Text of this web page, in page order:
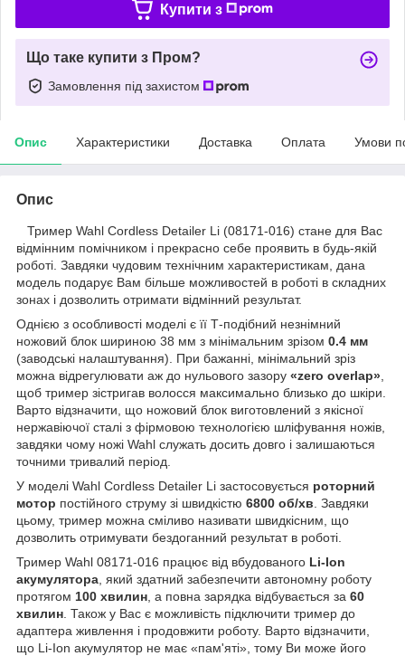
Купити з
Що таке купити з Пром?
Замовлення під захистом
Опис Характеристики Доставка Оплата Умови
Опис
Тример Wahl Cordless Detailer Li (08171-016) стане для Вас
відмінним помічником і прекрасно себе проявить в будь-якій
роботі. Завдяки чудовим технічним характеристикам, дана
модель подарує Вам більше можливостей в роботі в складних
зонах і дозволить отримати відмінний результат.
Однією з особливості моделі є її Т-подібний незнімний
ножовий блок шириною 38 мм з мінімальним зрізом 0.4 мм
(заводські налаштування). При бажанні, мінімальний зріз
можна відрегулювати аж до нульового зазору «zero overlap»
щоб тример зістригав волосся максимально близько до шкіри.
Варто відзначити, що ножовий блок виготовлений з якісної
нержавіючої сталі з фірмовою технологією шліфування ножів,
завдяки чому ножі Wahl служать досить довго і залишаються
точними тривалий період.
У моделі Wahl Cordless Detailer Li застосовується роторний
мотор постійного струму зі швидкістю 6800 об/хв . Завдяки
цьому, тример можна сміливо називати швидкісним, що
дозволить отримувати бездоганний результат в роботі.
Тример Wahl 08171-016 працює від вбудованого Li-Ion
акумулятора , який здатний забезпечити автономну роботу
протягом 100 хвилин , а повна зарядка відбувається за 60
хвилин . Також у Вас є можливість підключити тример до
адаптера живлення і продовжити роботу. Варто відзначити,
що Li-Ion акумулятор не має «пам'яті», тому Ви може його